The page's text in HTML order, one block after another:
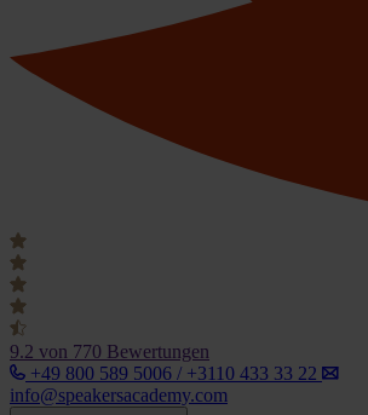
9.2 von 770 Bewertungen
+49 800 589 5006 / +3110 433 33 22
info@speakersacademy.com